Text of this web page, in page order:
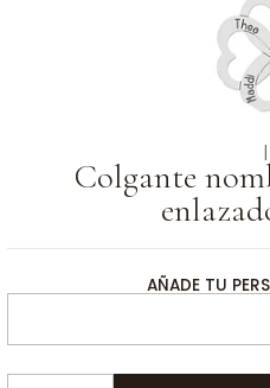
|
Colgante
AÑADE TU